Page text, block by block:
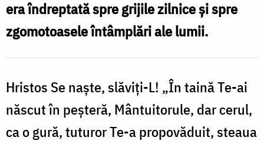
Ioan
Maximovici
(2)
era îndreptată spre grijile zilnice şi spre
zgomotoasele întâmplări ale lumii.
Hristos Se naşte, slăviţi-L! „În taină Te-ai
născut în peşteră, Mântuitorule, dar cerul,
ca o gură, tuturor Te-a propovăduit, steaua